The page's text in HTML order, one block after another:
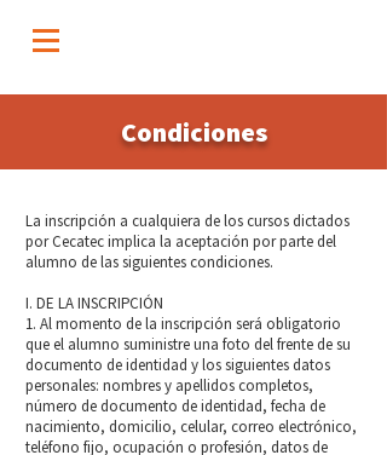
Condiciones
La inscripción a cualquiera de los cursos dictados
por Cecatec implica la aceptación por parte del
alumno de las siguientes condiciones.
I. DE LA INSCRIPCIÓN
1. Al momento de la inscripción será obligatorio
que el alumno suministre una foto del frente de su
documento de identidad y los siguientes datos
personales: nombres y apellidos completos,
número de documento de identidad, fecha de
nacimiento, domicilio, celular, correo electrónico,
teléfono fijo, ocupación o profesión, datos de